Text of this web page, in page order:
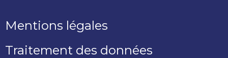
Mentions légales
Traitement des données